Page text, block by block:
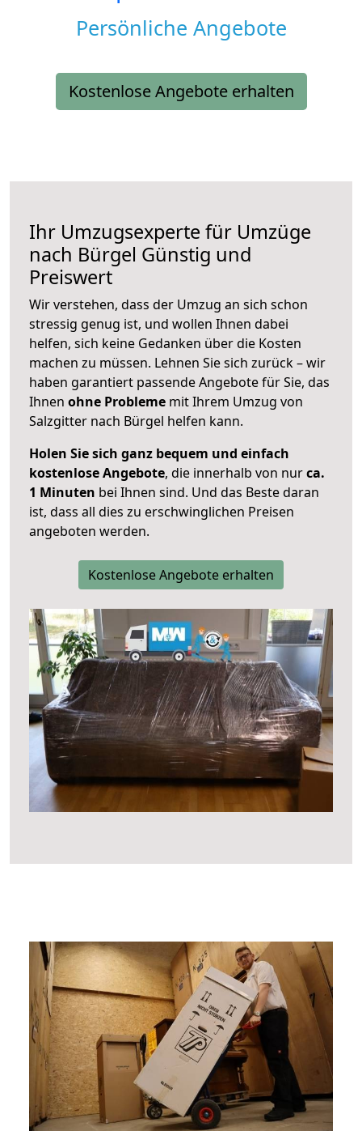
Persönliche Angebote
Kostenlose Angebote erhalten
Ihr Umzugsexperte für Umzüge
nach Bürgel Günstig und
Preiswert
Wir verstehen, dass der Umzug an sich schon
stressig genug ist, und wollen Ihnen dabei
helfen, sich keine Gedanken über die Kosten
machen zu müssen. Lehnen Sie sich zurück – wir
haben garantiert passende Angebote für Sie, das
Ihnen ohne Probleme mit Ihrem Umzug von
Salzgitter nach Bürgel helfen kann.
Holen Sie sich ganz bequem und einfach
kostenlose Angebote, die innerhalb von nurca.
1 Minuten bei Ihnen sind. Und das Beste daran
ist, dass all dies zu erschwinglichen Preisen
angeboten werden.
Kostenlose Angebote erhalten